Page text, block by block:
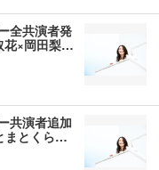
全共演者発
花×岡田梨…
共演者追加
まとくら…